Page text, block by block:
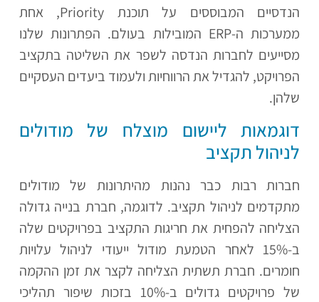
הנדסיים המבוססים על תוכנת Priority, אחת
ממערכות ה-ERP המובילות בעולם. הפתרונות שלנו
מסייעים לחברות הנדסה לשפר את השליטה בתקציב
הפרויקט, להגדיל את הרווחיות ולעמוד ביעדים העסקיים
שלהן.
דוגמאות ליישום מוצלח של מודולים
לניהול תקציב
חברות רבות כבר נהנות מהיתרונות של מודולים
מתקדמים לניהול תקציב. לדוגמה, חברת בנייה גדולה
הצליחה להפחית את חריגות התקציב בפרויקטים שלה
ב-15% לאחר הטמעת מודול ייעודי לניהול עלויות
חומרים. חברת תשתית הצליחה לקצר את זמן ההקמה
של פרויקטים גדולים ב-10% בזכות שיפור תהליכי